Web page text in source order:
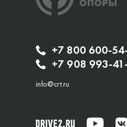
+7 800 600-
+7 908 993-
info@crt.ru